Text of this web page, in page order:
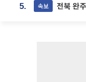
5. 속보 전북 완